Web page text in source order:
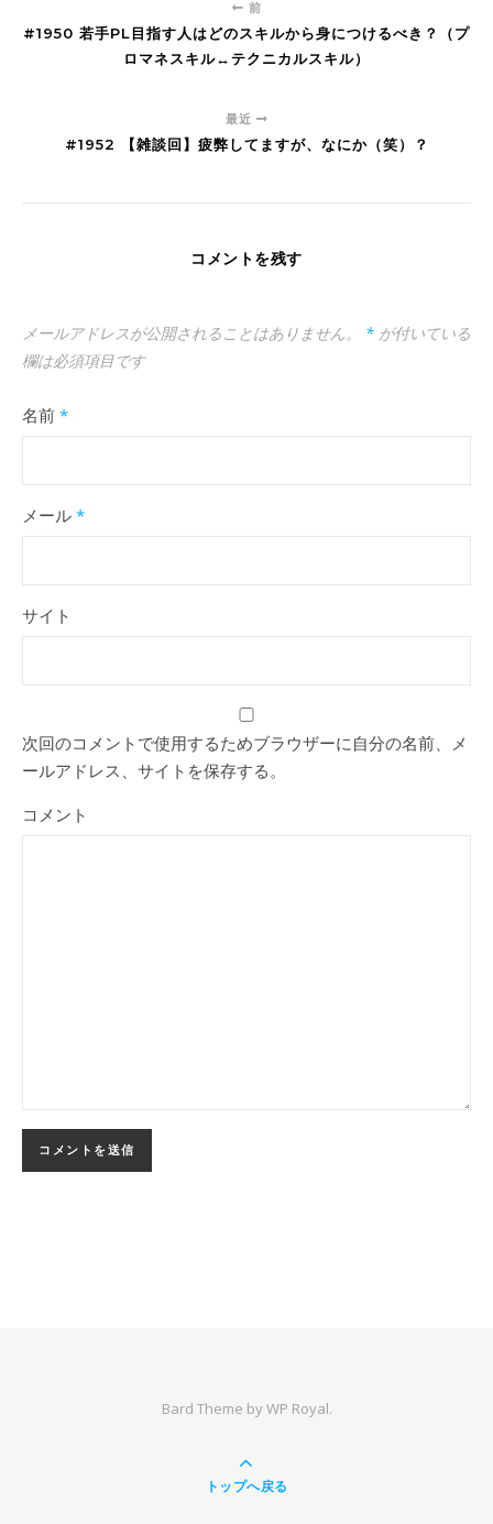
前
#1950 若手PL目指す人はどのスキルから身につけるべき？（プ
ロマネスキル↔︎テクニカルスキル）
最近
#1952 【雑談回】疲弊してますが、なにか（笑）？
コメントを残す
メールアドレスが公開されることはありません。 * が付いている
欄は必須項目です
名前 *
メール *
サイト
次回のコメントで使用するためブラウザーに自分の名前、メ
ールアドレス、サイトを保存する。
コメント
Bard Theme byWP Royal.
トップへ戻る